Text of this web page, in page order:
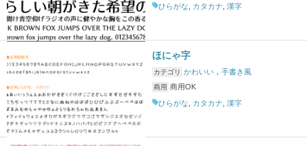
ひらがな
カタカナ 漢字
ほにゃ字
カテゴリ かわいい， 手書き風
商用 商用OK
ひらがな
カタカナ 漢字